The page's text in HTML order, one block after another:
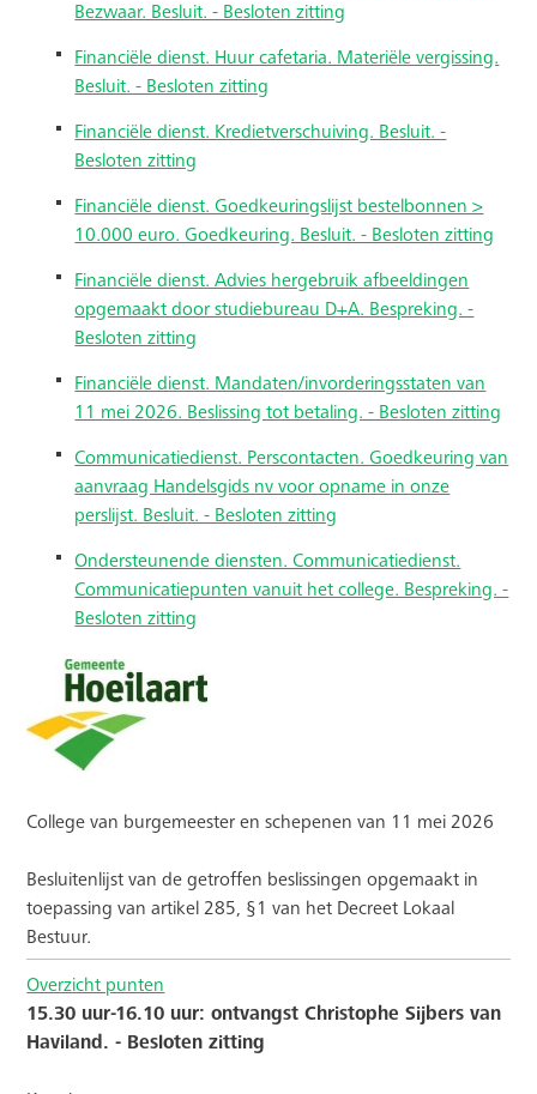
Bezwaar. Besluit. - Besloten zitting
Financiële dienst. Huur cafetaria. Materiële vergissing.
Besluit. - Besloten zitting
Financiële dienst. Kredietverschuiving. Besluit. -
Besloten zitting
Financiële dienst. Goedkeuringslijst bestelbonnen >
10.000 euro. Goedkeuring. Besluit. - Besloten zitting
Financiële dienst. Advies hergebruik afbeeldingen
opgemaakt door studiebureau D+A. Bespreking. -
Besloten zitting
Financiële dienst. Mandaten/invorderingsstaten van
11 mei 2026. Beslissing tot betaling. - Besloten zitting
Communicatiedienst. Perscontacten. Goedkeuring van
aanvraag Handelsgids nv voor opname in onze
perslijst. Besluit. - Besloten zitting
Ondersteunende diensten. Communicatiedienst.
Communicatiepunten vanuit het college. Bespreking. -
Besloten zitting
College van burgemeester en schepenen van 11 mei 2026
Besluitenlijst van de getroffen beslissingen opgemaakt in
toepassing van artikel 285, §1 van het Decreet Lokaal
Bestuur.
Overzicht punten
15.30 uur-16.10 uur: ontvangst Christophe Sijbers van
Haviland. - Besloten zitting